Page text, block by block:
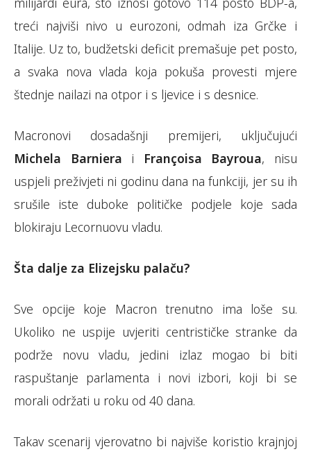
treći najviši nivo u eurozoni, odmah iza Grčke i
Italije. Uz to, budžetski deficit premašuje pet posto,
a svaka nova vlada koja pokuša provesti mjere
štednje nailazi na otpor i s ljevice i s desnice.
Macronovi dosadašnji premijeri, uključujući
Michela Barniera i Françoisa Bayroua, nisu
uspjeli preživjeti ni godinu dana na funkciji, jer su ih
srušile iste duboke političke podjele koje sada
blokiraju Lecornuovu vladu.
Šta dalje za Elizejsku palaču?
Sve opcije koje Macron trenutno ima loše su.
Ukoliko ne uspije uvjeriti centrističke stranke da
podrže novu vladu, jedini izlaz mogao bi biti
raspuštanje parlamenta i novi izbori, koji bi se
morali održati u roku od 40 dana.
Takav scenarij vjerovatno bi najviše koristio krajnjoj